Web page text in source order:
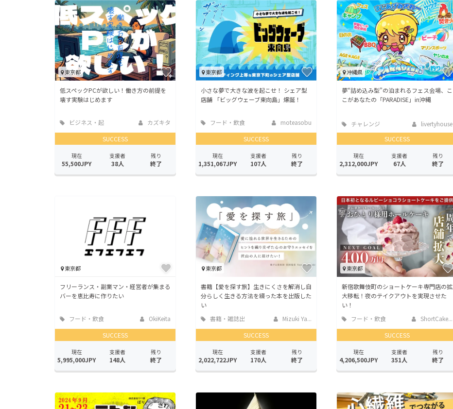
東京都
低スペックPCが欲しい！働き方の前提を
壊す実験はじめます
ビジネス・起
業
カズキタ
SUCCESS
現在
55,500JPY
支援者
38人
残り
終了
東京都
小さな夢で大きな波を起こせ！ シェア型
店舗 「ビッグウェーブ東向島」爆誕！
フード・飲食
店
moteasobu
SUCCESS
現在
1,351,067JPY
支援者
107人
残り
終了
沖縄県
夢“詰め込み型”の泊まれるフェス会場、こ
こがあなたの「PARADISE」in沖縄
チャレンジ
livertyhouse
SUCCESS
現在
2,312,000JPY
支援者
67人
残り
終了
東京都
フリーランス・副業マン・経営者が集まる
バーを恵比寿に作りたい
フード・飲食
店
OkiKeita
SUCCESS
現在
5,995,000JPY
支援者
148人
残り
終了
東京都
書籍【愛を探す旅】生きにくさを解消し自
分らしく生きる方法を綴った本を出版した
い
書籍・雑誌出
版
Mizuki Ya...
SUCCESS
現在
2,022,722JPY
支援者
170人
残り
終了
東京都
新宿歌舞伎町のショートケーキ専門店の拡
大移転！夜のテイクアウトを実現させた
い！
フード・飲食
店
ShortCake...
SUCCESS
現在
4,206,500JPY
支援者
351人
残り
終了